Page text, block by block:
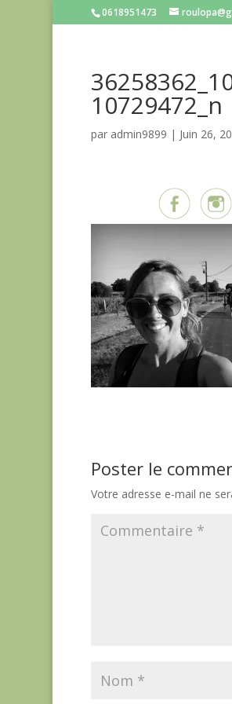
0618951473
10729472_n
par admin9899 | Juin 26,
Poster le
Votre adresse e-mail ne